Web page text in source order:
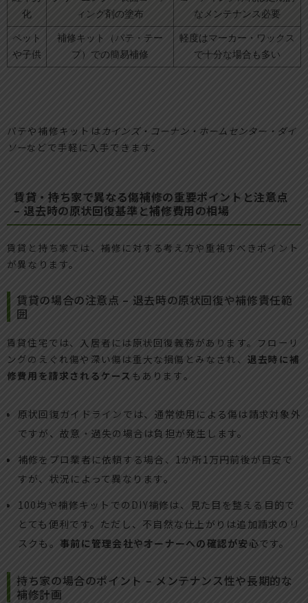
化
ィング剤の塗布
なメンテナンス必要
ペット
や子供
補修キット（パテ・テー
プ）での簡易補修
軽度はマーカー・ワックス
で十分な場合も多い
パテや補修キットは カインズ・コーナン・ホームセンター・ダイ
ソーなどで手軽に入手できます。
賃貸・持ち家で異なる傷補修の重要ポイントと注意点
– 退去時の原状回復基準と補修費用の相場
賃貸と持ち家では、補修に対する考え方や重視すべきポイント
が異なります。
賃貸の場合の注意点 – 退去時の原状回復や補修責任範
囲
賃貸住宅では、入居者には原状回復義務があります。フローリ
ングのえぐれ傷や深い傷は重大な損傷とみなされ、 退去時に補
修費用を請求されるケース もあります。
原状回復ガイドラインでは、通常使用による傷は請求対象外
ですが、故意・過失の場合は負担が発生します。
補修をプロ業者に依頼する場合、1か所1万円前後が目安で
すが、状況によって異なります。
100均や補修キットでのDIY補修は、見た目を整える目的で
とても便利です。ただし、不自然な仕上がりは追加請求のリ
スクも。 事前に管理会社やオーナーへの確認が安心です。
持ち家の場合のポイント – メンテナンス性や長期的な
補修計画